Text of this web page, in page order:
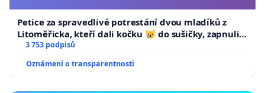
Petice za spravedlivé potrestání dvou mladíků z
Litoměřicka, kteří dali kočku 😿 do sušičky, zapnuli ji
a umírání zvířete natočili.
3 753 podpisů
Oznámení o transparentnosti